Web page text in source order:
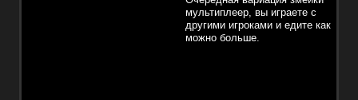
мультиплеер, вы играете с
другими игроками и едите как
можно больше.